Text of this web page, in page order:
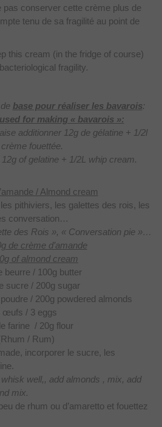
pas conserver cette crème plus de
tenu de sa fragilité au point de
this cream (in the fridge of course)
fragility.
base pour réaliser les bavarois:
used for making « bavarois »:
additionner 12g de gélatine + 1/2l
fouettée.
of gelatine + 1/2L whip cream.
/ Almond cream
les pithiviers, les galettes des rois, les
conversation…
des Rois », « Conversation pie »…
de crème d’amande
of almond cream
beurre / 100g butter
sucre / 200g sugar
/ 200g powdered almonds
œufs / 3 eggs
farine / 20g flour
/ Rum)
incorporer le sucre, les
whisk well,, add almonds , mix, add
mix.
de rhum ou d’amaretto et fouettez